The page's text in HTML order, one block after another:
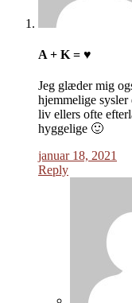
A + K = ♥
Jeg glæder mig
hjemmelige
liv ellers ofte
hyggelige 🙂
januar 18, 2021
Reply